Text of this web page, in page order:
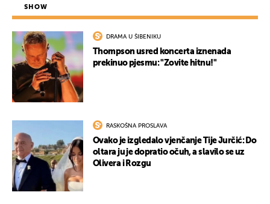
SHOW
DRAMA U ŠIBENIKU
Thompson usred koncerta iznenada
prekinuo pjesmu: "Zovite hitnu!"
RASKOŠNA PROSLAVA
Ovako je izgledalo vjenčanje Tije Jurčić: Do
oltara ju je dopratio očuh, a slavilo se uz
Olivera i Rozgu
UKLJUČITE NOTIFIKACIJE